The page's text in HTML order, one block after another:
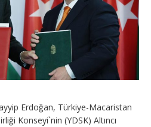
Erdoğan, Türkiye-Macaristan
Konseyi`nin (YDSK) Altıncı